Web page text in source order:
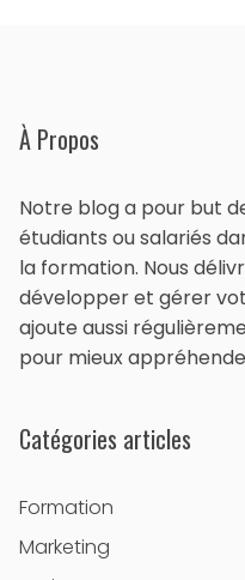
À Propos
Notre blog a pour but
étudiants ou salariés
la formation. Nous
développer et gérer
ajoute aussi
pour mieux
Catégories articles
Formation
Marketing